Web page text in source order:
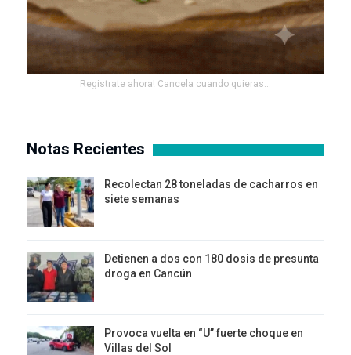
Registrate ahora! Cancela cuando quieras...
Notas Recientes
Recolectan 28 toneladas de cacharros en
siete semanas
Detienen a dos con 180 dosis de presunta
droga en Cancún
Provoca vuelta en “U” fuerte choque en
Villas del Sol